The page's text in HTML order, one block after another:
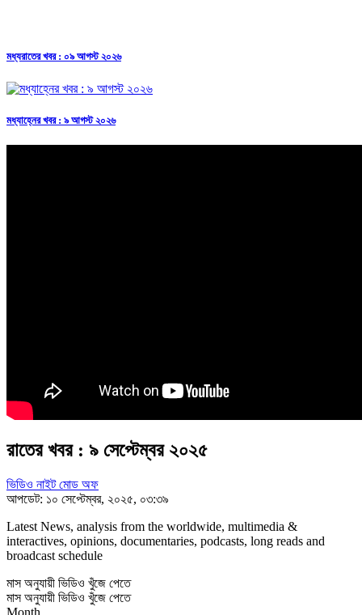
মধ্যরাতের খবর : ০৯ আগস্ট ২০২৬
মধ্যাহ্নের খবর : ৯ আগস্ট ২০২৬
রাতের খবর : ৯ সেপ্টেম্বর ২০২৫
ভিডিও নাইট মোড অফ
আপডেট: ১০ সেপ্টেম্বর, ২০২৫, ০৩:৩৯
Latest News, analysis from the worldwide, multimedia &
interactives, opinions, documentaries, podcasts, long reads and
broadcast schedule
মাস অনুযায়ী ভিডিও খুঁজে পেতে
মাস অনুযায়ী ভিডিও খুঁজে পেতে
Month